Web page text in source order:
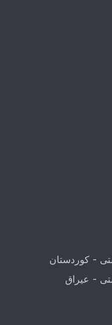
- کوردستان
- عيراق